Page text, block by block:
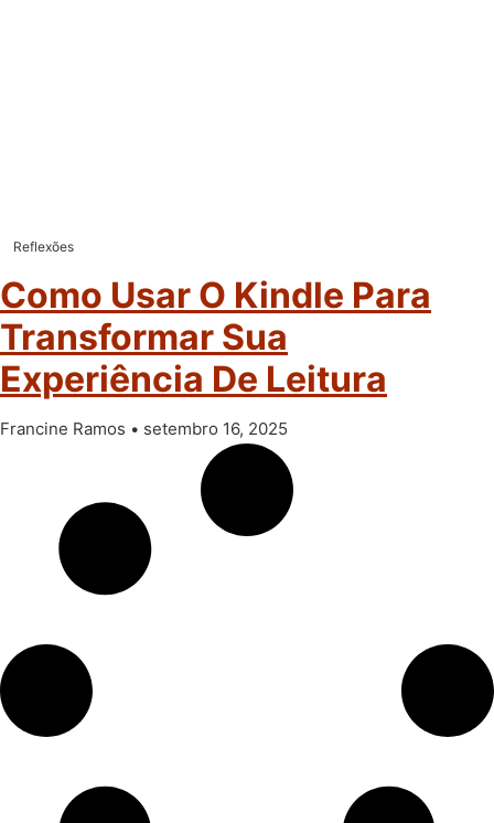
Reflexões
Como Usar O Kindle Para
Transformar Sua
Experiência De Leitura
Francine Ramos setembro 16, 2025